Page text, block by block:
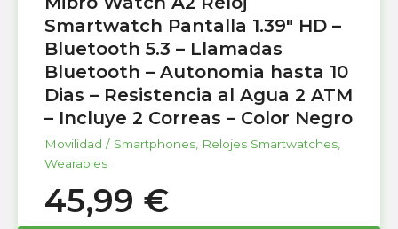
Smartwatch Pantalla 1.39″ HD –
Bluetooth 5.3 – Llamadas
Bluetooth – Autonomia hasta 10
Dias – Resistencia al Agua 2 ATM
– Incluye 2 Correas – Color Negro
Movilidad / Smartphones, Relojes Smartwatches,
Wearables
45,99 €